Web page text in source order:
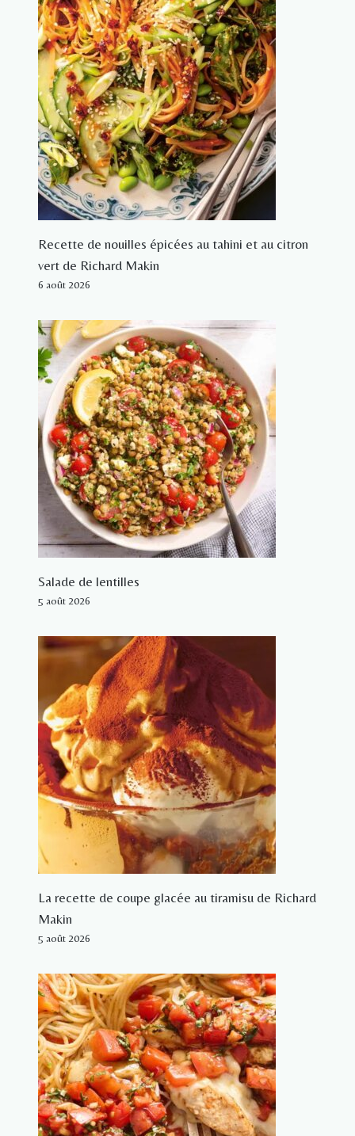
Recette de nouilles épicées au tahini et au citron
vert de Richard Makin
6 août 2026
Salade de lentilles
5 août 2026
La recette de coupe glacée au tiramisu de Richard
Makin
5 août 2026